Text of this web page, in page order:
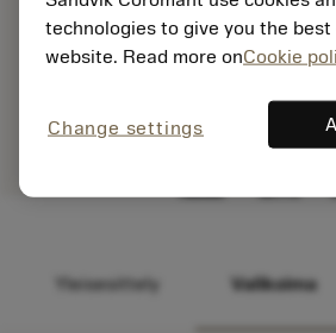
Yleisesittely Valikoima
technologies to give you the
website. Read more onCookie
Change settings